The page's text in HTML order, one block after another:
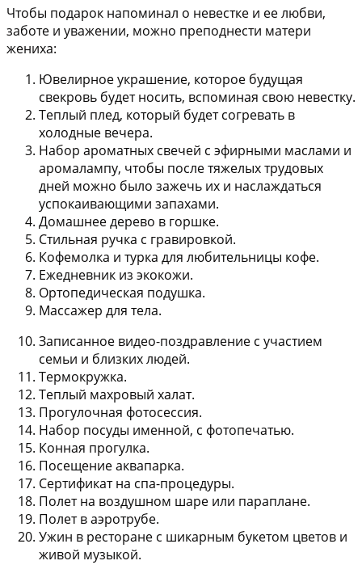
Чтобы подарок напоминал о невестке и ее любви,
заботе и уважении, можно преподнести матери
жениха:
Ювелирное украшение, которое будущая
свекровь будет носить, вспоминая свою невестку.
Теплый плед, который будет согревать в
холодные вечера.
Набор ароматных свечей с эфирными маслами и
аромалампу, чтобы после тяжелых трудовых
дней можно было зажечь их и наслаждаться
успокаивающими запахами.
Домашнее дерево в горшке.
Стильная ручка с гравировкой.
Кофемолка и турка для любительницы кофе.
Ежедневник из экокожи.
Ортопедическая подушка.
Массажер для тела.
Записанное видео-поздравление с участием
семьи и близких людей.
Термокружка.
Теплый махровый халат.
Прогулочная фотосессия.
Набор посуды именной, с фотопечатью.
Конная прогулка.
Посещение аквапарка.
Сертификат на спа-процедуры.
Полет на воздушном шаре или параплане.
Полет в аэротрубе.
Ужин в ресторане с шикарным букетом цветов и
живой музыкой.